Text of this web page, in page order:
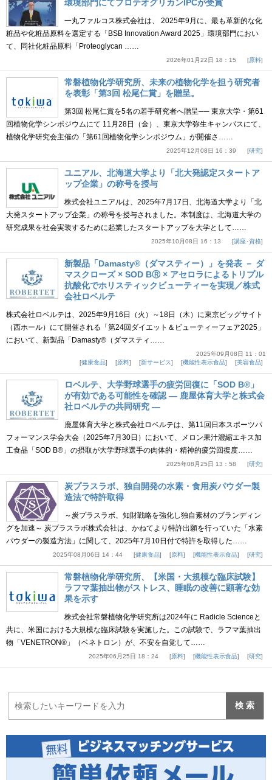
環境部門にてプロテオグリカンIPCが受賞
一丸ファルコス株式会社は、 2025年9月に、最も革新的な化
粧品や化粧品原料を選定する「BSB Innovation Award 2025」環境部門におい
て、同社化粧品原料「Proteoglycan ……
2026年01月22日 18：15 原料
常磐植物化学研究所、未来の植物化学を担う研究者
を表彰「第3回 松尾仁賞」を贈呈。
第3回 松尾仁賞を5名の若手研究者へ贈呈── 東京大学・第61
回植物化学シンポジウムにて 11月28日（金）、東京大学弥生キャンパスにて、
植物化学研究会主催の「第61回植物化学シンポジウム」が開催さ……
2025年12月08日 16：39 研究
ユニアル、北海道大学より「北大発認定スタートア
ップ企業」の称号を授与
株式会社ユニアルは、2025年7月17日、北海道大学より「北
大発スタートアップ企業」の称号を授与されました。本制度は、北海道大学の
研究成果を社会実装するために起業したスタートアップを大学として……
2025年10月08日 16：13 講座･資格
新製品「Damasty®（ダマスティー）」を発表 － ダ
マスクローズ × SOD BⓇ × アセロラによるトリプル
抗酸化でホリスティックビューティーを実現／株式
会社ロベルテ
株式会社ロベルテは、2025年9月16日（火）～18日（木）に東京ビッグサイト
（西ホール）にて開催される「第24回ダイエット＆ビューティーフェア2025」
において、新製品「Damasty®（ダマスティ……
2025年09月08日 11：01
健康食品
原料 新サービス 機能性表示食品 美容食品
ロベルテ、大学野球選手の疲労回復に「SOD B®」
が有効である可能性を確認 ― 鹿屋体育大学と株式会
社ロベルテの共同研究 ―
鹿屋体育大学と株式会社ロベルテは、第11回日本スポーツパ
フォーマンス学会大会（2025年7月30日）において、メロン果汁濃縮エキス加
工食品「SOD B®」の摂取が大学野球選手の肉体的・精神的疲労回復度……
2025年08月25日 13：58 研究
炭プラスラボ、独自開発の水素・食用炭パウダー製
造法で特許取得
～炭プラスラボ、知財戦略を強化し独自素材のブランディン
グを加速～ 炭プラスラボ株式会社は、かねてより特許出願を行っていた「水素
パウダーの製造方法」に関して、2025年7月10日付で特許を取得した……
2025年08月06日 14：44 健康食品 原料 機能性表示食品 研究
常磐植物化学研究所、【米国・大規模な臨床試験】
ラフマ葉抽出物がストレス、睡眠の改善に顕著な効
果を示す
株式会社常磐植物化学研究所は2024年に Radicle Scienceと
共に、米国における大規模な臨床試験を実施した。この試験で、ラフマ葉抽出
物「VENETRON®」（ベネトロン）が、不安を自覚して……
2025年06月25日 18：24 原料 機能性表示食品 研究